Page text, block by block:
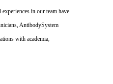
in our team have
AntibodySystem
with academia,